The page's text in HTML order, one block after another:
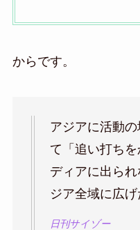
からです。
アジアに活動
て「追い打ち
ディアに出ら
ジア全域に広
日刊サイゾー